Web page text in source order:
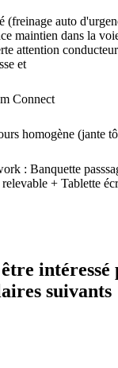
(freinage auto
maintien dans la
attention
et
Connect
homogène (jante
: Banquette
+ Tablette
intéressé
suivants